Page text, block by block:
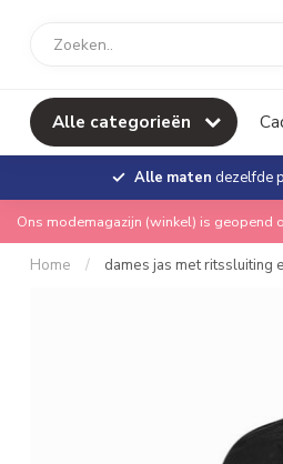
Alle categorieën
Alle maten dezelfde
Ons modemagazijn (winkel) is geopend
Home / dames jas met ritssluiting